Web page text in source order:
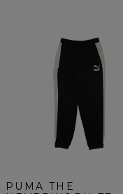
PUMA THE